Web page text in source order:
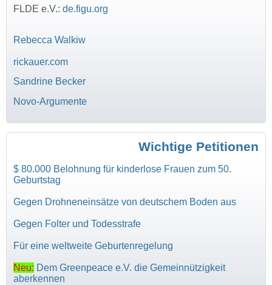
FLDE e.V.: de.figu.org
Rebecca Walkiw
rickauer.com
Sandrine Becker
Novo-Argumente
Wichtige Petitionen
$ 80.000 Belohnung für kinderlose Frauen zum 50.
Geburtstag
Gegen Drohneneinsätze von deutschem Boden aus
Gegen Folter und Todesstrafe
Für eine weltweite Geburtenregelung
Neu: Dem Greenpeace e.V. die Gemeinnützigkeit
aberkennen